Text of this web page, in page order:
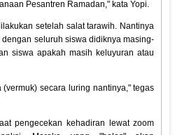
Pesantren Ramadan," kata Yopi.
setelah salat tarawih. Nantinya
seluruh siswa didiknya masing-
siswa apakah masih keluyuran atau
secara luring nantinya," tegas
pengecekan kehadiran lewat zoom